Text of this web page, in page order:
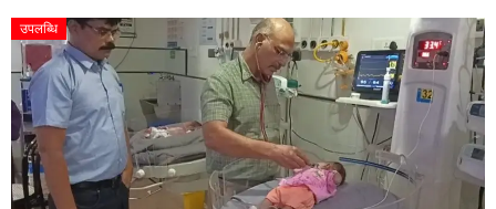
उपलब्धि